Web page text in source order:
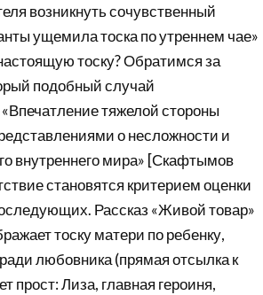
возникнуть сочувственный
ущемила тоска по утреннем чае»
тоску? Обратимся за
подобный случай
тяжелой стороны
о несложности и
внутреннего мира» [Скафтымов
становятся критерием оценки
Рассказ «Живой товар»
тоску матери по ребенку,
любовника (прямая отсылка к
прост: Лиза, главная героиня,